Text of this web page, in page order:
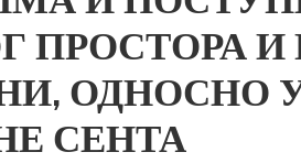
ПРОСТОРА И
ОДНОСНО
СЕНТА